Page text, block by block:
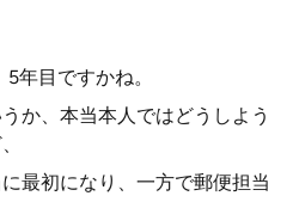
年目ですかね。
か、本当本人ではどうしよう
最初になり、一方で郵便担当